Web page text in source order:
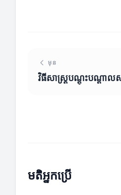
មុន
វិធីសាស្ត្របណ្តុះបណ្តាលស
មតិអ្នកប្រើ